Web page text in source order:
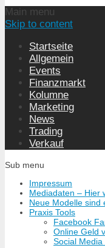
Main menu
Skip to content
Startseite
Allgemein
Events
Finanzmarkt
Kolumne
Marketing
News
Trading
Verkauf
Sub menu
Impressum
Mediadaten – Hier
Neue Modelle sind
Praxis Tools
Facebook
Online Geld
Social Media